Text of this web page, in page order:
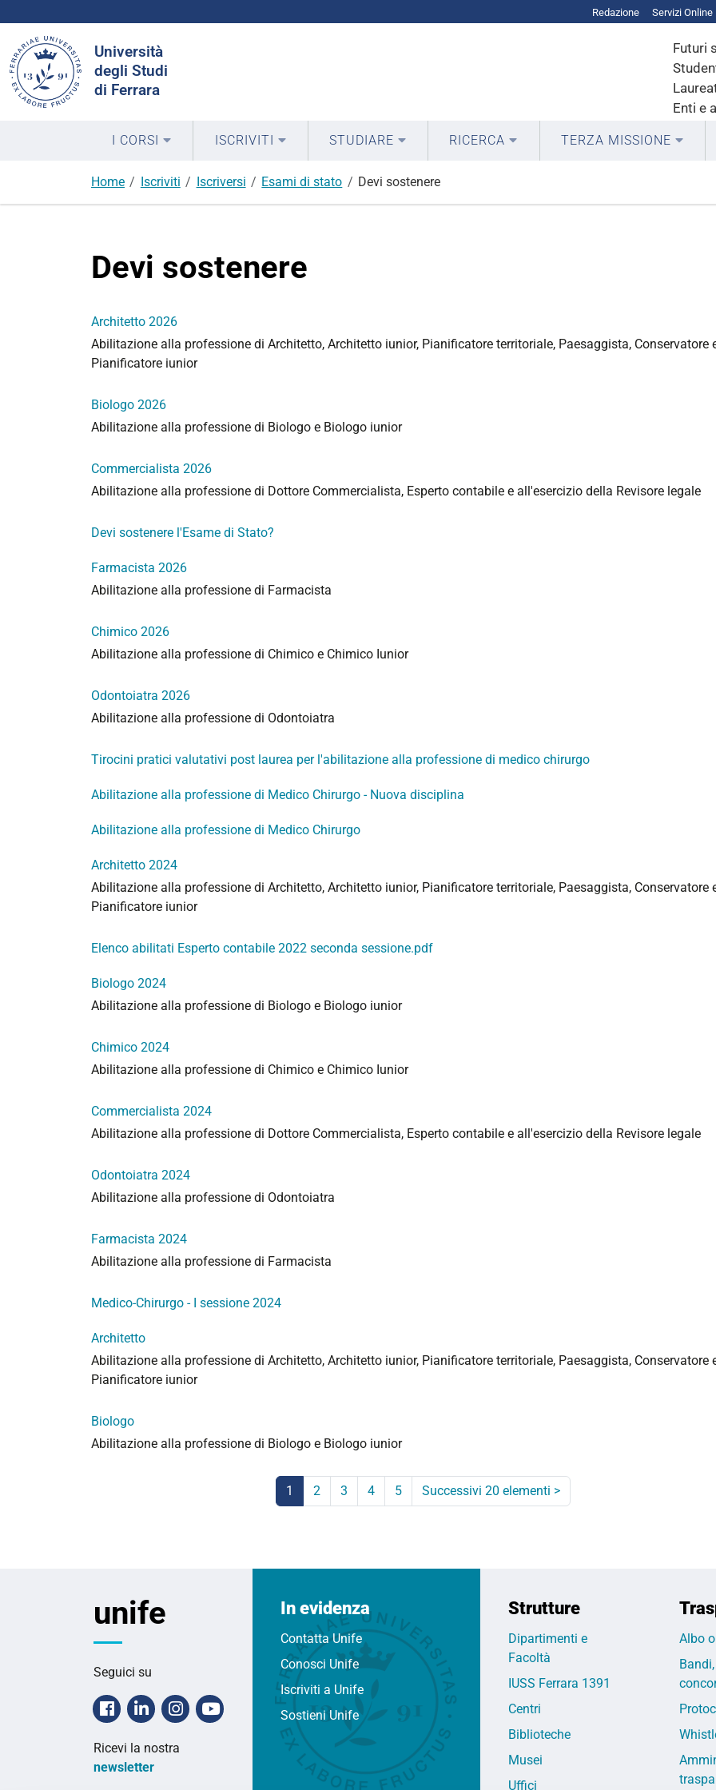
Redazione Servizi Online
Università
degli Studi
di Ferrara
Futuri
Enti e
nel
sito
I CORSI ISCRIVITI STUDIARE RICERCA TERZA MISSIONE
Home Iscriviti Iscriversi Esami di stato Devi sostenere
Devi sostenere
Architetto 2026
Abilitazione alla professione di Architetto, Architetto iunior, Pianificatore territoriale, Paesaggista, Conservatore
Pianificatore iunior
Biologo 2026
Abilitazione alla professione di Biologo e Biologo iunior
Commercialista 2026
Abilitazione alla professione di Dottore Commercialista, Esperto contabile e all'esercizio della Revisore legale
Devi sostenere l'Esame di Stato?
Farmacista 2026
Abilitazione alla professione di Farmacista
Chimico 2026
Abilitazione alla professione di Chimico e Chimico Iunior
Odontoiatra 2026
Abilitazione alla professione di Odontoiatra
Tirocini pratici valutativi post laurea per l'abilitazione alla professione di medico chirurgo
Abilitazione alla professione di Medico Chirurgo - Nuova disciplina
Abilitazione alla professione di Medico Chirurgo
Architetto 2024
Abilitazione alla professione di Architetto, Architetto iunior, Pianificatore territoriale, Paesaggista, Conservatore
Pianificatore iunior
Elenco abilitati Esperto contabile 2022 seconda sessione.pdf
Biologo 2024
Abilitazione alla professione di Biologo e Biologo iunior
Chimico 2024
Abilitazione alla professione di Chimico e Chimico Iunior
Commercialista 2024
Abilitazione alla professione di Dottore Commercialista, Esperto contabile e all'esercizio della Revisore legale
Odontoiatra 2024
Abilitazione alla professione di Odontoiatra
Farmacista 2024
Abilitazione alla professione di Farmacista
Medico-Chirurgo - I sessione 2024
Architetto
Abilitazione alla professione di Architetto, Architetto iunior, Pianificatore territoriale, Paesaggista, Conservatore
Pianificatore iunior
Biologo
Abilitazione alla professione di Biologo e Biologo iunior
1
2 3 4 5 Successivi 20 elementi >
unife
Seguici su
Facebook
LinkedinInstagramYoutube
Ricevi la nostra
newsletter
In evidenza
Contatta Unife
Conosci Unife
Iscriviti a Unife
Sostieni Unife
Strutture
Dipartimenti e
Facoltà
IUSS Ferrara 1391
Centri
Biblioteche
Musei
Uffici
Albo